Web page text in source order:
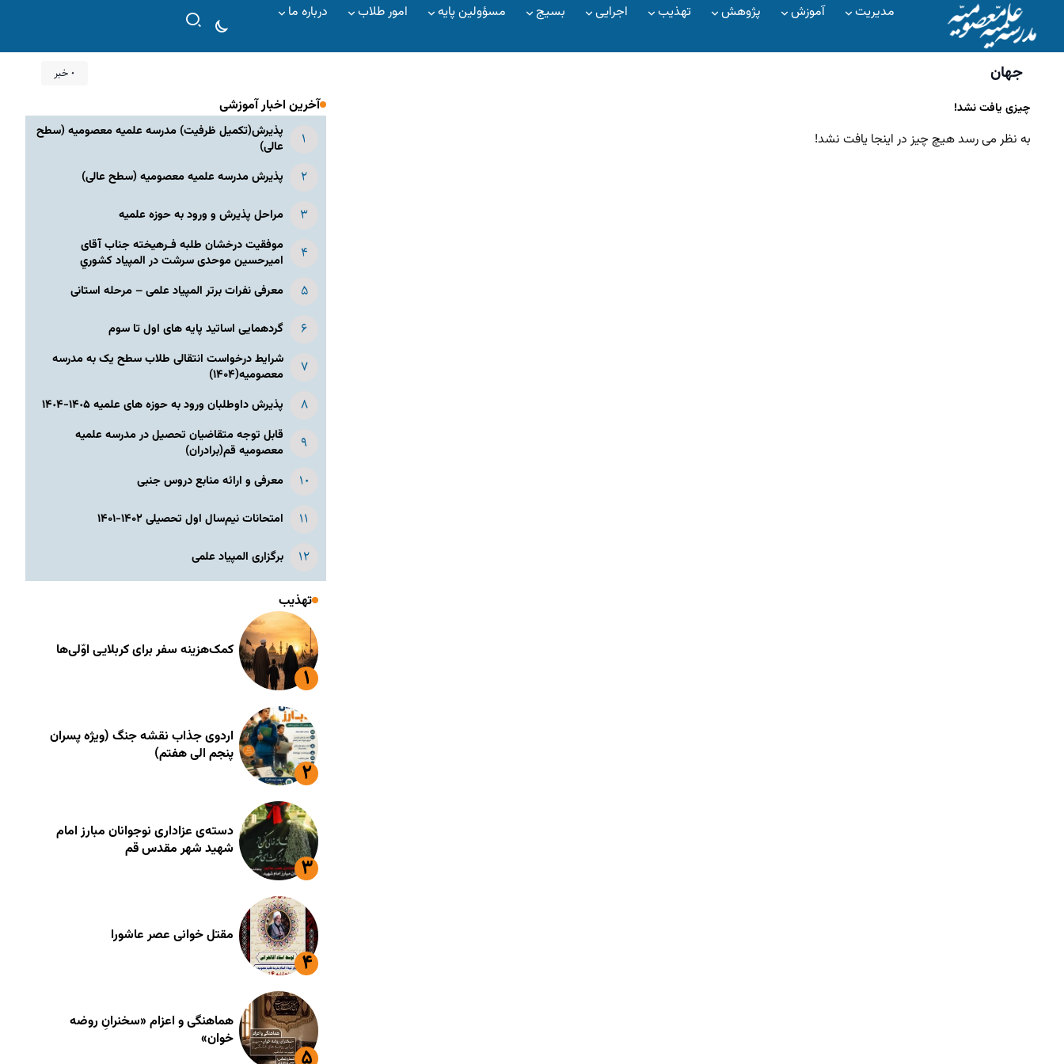
مدیریت آموزش پژوهش تهذیب اجرایی بسیج مسؤولین پایه امور طلاب درباره ما
جهان ۰ خبر
چیزی یافت نشد!
به نظر می رسد هیچ چیز در اینجا یافت نشد!
آخرین اخبار آموزشی
پذیرش(تکمیل ظرفیت) مدرسه علمیه معصومیه‌ (سطح
عالی)
پذیرش مدرسه علمیه معصومیه‌ (سطح عالی)
مراحل پذیرش و ورود به حوزه علمیه
موفقیت درخشان طلبه فـرهیخته جناب آقای
امیرحسین موحدی سرشت در المپياد كشوري
معرفی نفرات برتر المپیاد علمی – مرحله استانی
گردهمایی اساتید پایه های اول تا سوم
شرایط درخواست انتقالی طلاب سطح یک به مدرسه
معصومیه(۱۴۰۴)
پذیرش داوطلبان ورود به حوزه های علمیه ١۴٠۵-١۴٠۴
قابل توجه متقاضیان تحصیل در مدرسه علمیه
معصومیه قم(برادران)
معرفی و ارائه منابع دروس جنبی
امتحانات نیم‌سال اول تحصیلی ۱۴۰۲-۱۴۰۱
برگزاری المپیاد علمی
تهذیب
کمک‌هزینه سفر برای کربلایی اوّلی‌ها
اردوی جذاب نقشه جنگ (ویژه پسران
پنجم الی هفتم)
دسته‌ی عزاداری نوجوانان مبارز امام
شهید شهر مقدس قم
مقتل خوانی عصر عاشورا
هماهنگی و اعزام «سخنرانِ روضه
خوان»